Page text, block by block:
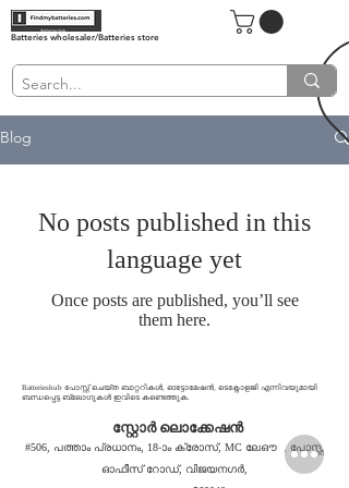
Batteries wholesaler/Batteries store
Blog
No posts published in this
language yet
Once posts are published, you’ll see
them here.
Batterieshub പോസ്റ്റ് ചെയ്ത ബാറ്ററികൾ, ഓട്ടോമേഷൻ, ടെക്നോളജി എന്നിവയുമായി
ബന്ധപ്പെട്ട ബ്ലോഗുകൾ ഇവിടെ കണ്ടെത്തുക.
സ്റ്റോർ ലൊക്കേഷൻ
#506, പത്താം പ്രധാനം, 18-ാം ക്രോസ്, MC ലേഔട്ട്, പോസ്റ്റ്
ഓഫീസ് റോഡ്, വിജയനഗർ,